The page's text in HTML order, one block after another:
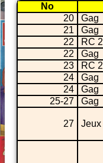
No
20
Gag
21
Gag
22
RC
22
Gag
23
RC
24
Gag
24
Gag
25-27
Gag
27 Jeux